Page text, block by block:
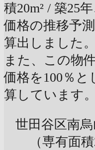
積20m² / 築25
価格の推移予
算出しました。
また、この物
価格を100％と
算しています。
世田谷区南
（専有面